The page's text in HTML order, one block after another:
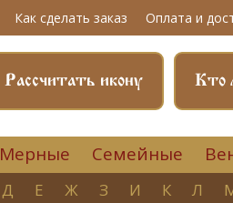
Как сделать заказ Оплата и
Кто
Рассчитать икону
Мерные Семейные
Д Е Ж З И К Л